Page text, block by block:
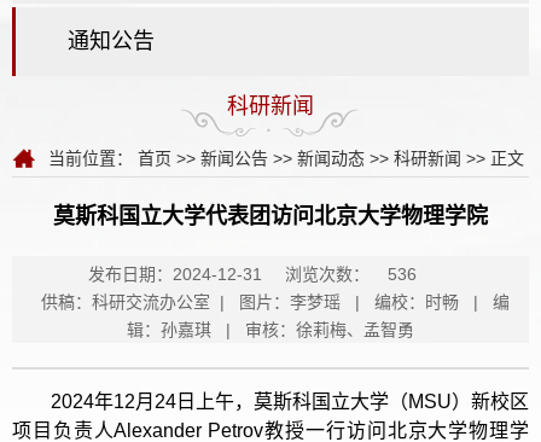
通知公告
科研新闻
当前位置： 首页 >> 新闻公告 >> 新闻动态 >> 科研新闻 >> 正文
莫斯科国立大学代表团访问北京大学物理学院
发布日期：2024-12-31 浏览次数：
536
供稿：科研交流办公室 | 图片：李梦瑶 | 编校：时畅 | 编
辑：孙嘉琪 | 审核：徐莉梅、孟智勇
2024年12月24日上午，莫斯科国立大学（MSU）新校区
项目负责人Alexander Petrov教授一行访问北京大学物理学